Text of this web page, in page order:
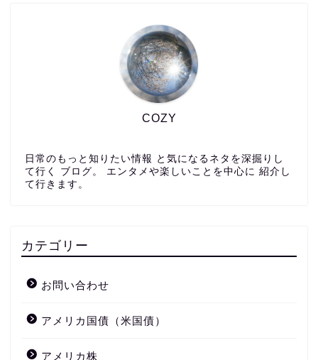
COZY
日常のもっと知りたい情報 と気になるネタを深掘りし
て行く ブログ。 エンタメや楽しいことを中心に 紹介し
て行きます。
カテゴリー
お問い合わせ
アメリカ国債（米国債）
アメリカ株